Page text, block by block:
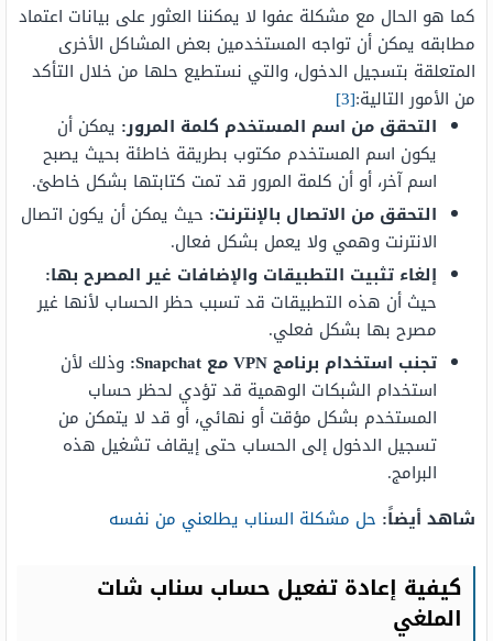
كما هو الحال مع مشكلة عفوا لا يمكننا العثور على بيانات اعتماد
مطابقه يمكن أن تواجه المستخدمين بعض المشاكل الأخرى
المتعلقة بتسجيل الدخول، والتي نستطيع حلها من خلال التأكد
من الأمور التالية:[3]
التحقق من اسم المستخدم كلمة المرور: يمكن أن
يكون اسم المستخدم مكتوب بطريقة خاطئة بحيث يصبح
اسم آخر، أو أن كلمة المرور قد تمت كتابتها بشكل خاطئ.
التحقق من الاتصال بالإنترنت: حيث يمكن أن يكون اتصال
الانترنت وهمي ولا يعمل بشكل فعال.
إلغاء تثبيت التطبيقات والإضافات غير المصرح بها:
حيث أن هذه التطبيقات قد تسبب حظر الحساب لأنها غير
مصرح بها بشكل فعلي.
تجنب استخدام برنامج VPN مع Snapchat:
وذلك لأن
استخدام الشبكات الوهمية قد تؤدي لحظر حساب
المستخدم بشكل مؤقت أو نهائي، أو قد لا يتمكن من
تسجيل الدخول إلى الحساب حتى إيقاف تشغيل هذه
البرامج.
شاهد أيضاً: حل مشكلة السناب يطلعني من نفسه
كيفية إعادة تفعيل حساب سناب شات
الملغي